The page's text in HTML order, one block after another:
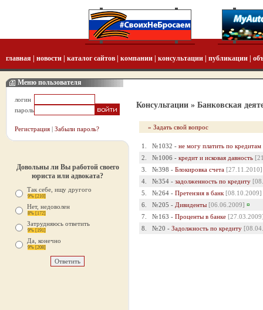
главная новости каталог сайтов компании консультации публикации
Меню пользователя
логин
пароль
Регистрация | Забыли пароль?
Довольны ли Вы работой своего
юриста или адвоката?
Так себе, ищу другого
9% [210]
Нет, недоволен
8% [172]
Затрудняюсь ответить
9% [191]
Да, конечно
9% [208]
Консультации » Банковская
» Задать свой вопрос
1. №1032 - не могу платить по кредитам
2.
№1006 - кредит и исковая давность
3.
№398 - Блокировка счета [27.11.2010]
4.
№354 - задолженность по кредиту
5.
№264 - Претензия в банк [08.10.2009]
6.
№205 - Дивиденты [06.06.2009] ¤
7.
№163 - Проценты в банке
8.
№20 - Задолжность по кредиту